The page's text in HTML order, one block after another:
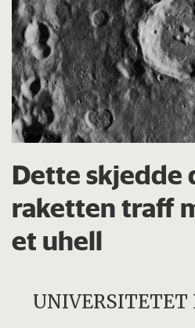
Dette skjedde
raketten traff
et uhell
UNIVERSITETET